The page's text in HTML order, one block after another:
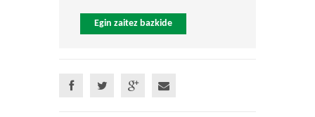
Egin zaitez bazkide